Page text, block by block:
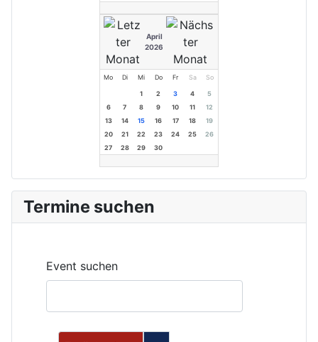
April
2026
Mo Di Mi Do Fr Sa So
1 2 3 4
5
6
7 8 9 10 11
12
13
14 15 16 17 18
19
20
21 22 23 24 25
26
27
28 29 30
Termine suchen
Event suchen